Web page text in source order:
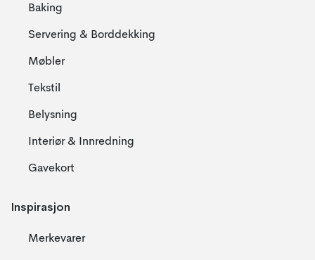
Baking
Servering & Borddekking
Møbler
Tekstil
Belysning
Interiør & Innredning
Gavekort
Inspirasjon
Merkevarer